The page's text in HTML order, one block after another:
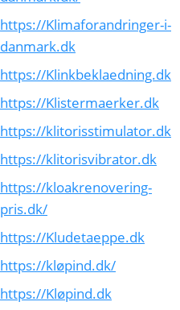
https://Klimaforandringer-i-
danmark.dk
https://Klinkbeklaedning.dk
https://Klistermaerker.dk
https://klitorisstimulator.dk
https://klitorisvibrator.dk
https://kloakrenovering-
pris.dk/
https://Kludetaeppe.dk
https://kløpind.dk/
https://Kløpind.dk